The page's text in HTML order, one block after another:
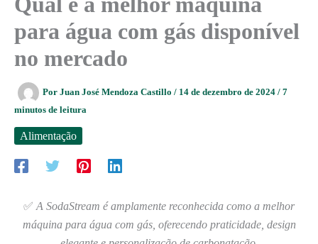
para água com gás disponível
no mercado
Por Juan José Mendoza Castillo / 14 de dezembro de 2024 / 7
minutos de leitura
Alimentação
✅ A SodaStream é amplamente reconhecida como a melhor
máquina para água com gás, oferecendo praticidade, design